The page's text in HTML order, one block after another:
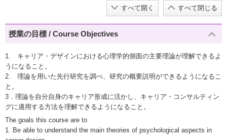
すべて開く すべて閉じる
授業の目標 / Course Objectives
1. キャリア・デザインにおける心理学的側面の主要理論が理解できるよ
うになること。
2. 理論を用いた先行研究を調べ、研究の概要説明ができるようになるこ
と。
3．理論を自分自身のキャリア形成に活かし、キャリア・コンサルティン
グに適用する方法を理解できるようになること。
The goals this course are to
1. Be able to understand the main theories of psychological aspects in